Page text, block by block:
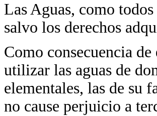
Las Aguas, como
salvo los derechos
Como consecuencia
utilizar las aguas de
elementales, las de su
no cause perjuicio a